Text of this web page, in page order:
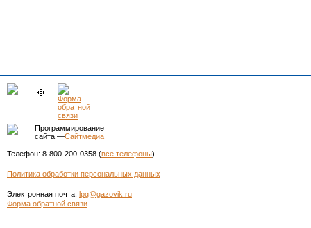
Программирование
сайта —Сайтмедиа
Телефон: 8-800-200-0358 (все телефоны)
Политика обработки персональных данных
Электронная почта: lpg@gazovik.ru
Форма обратной связи